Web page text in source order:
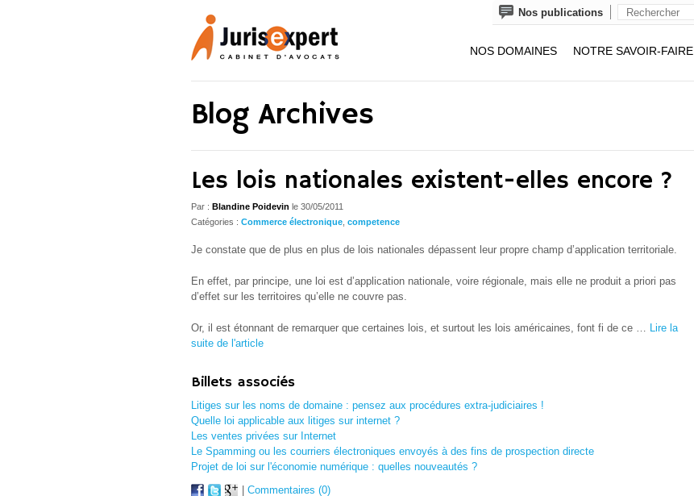
Nos publications
NOS DOMAINES NOTRE SAVOIR-FAIRE
Blog Archives
Les lois nationales existent-elles encore ?
Par : Blandine Poidevin le 30/05/2011
Catégories : Commerce électronique competence
Je constate que de plus en plus de lois nationales dépassent leur propre champ d’application territoriale.
En effet, par principe, une loi est d’application nationale, voire régionale, mais elle ne produit a priori pas
d’effet sur les territoires qu’elle ne couvre pas.
Or, il est étonnant de remarquer que certaines lois, et surtout les lois américaines, font fi de ce … Lire la
suite de l'article
Billets associés
Litiges sur les noms de domaine : pensez aux procédures extra-judiciaires !
Quelle loi applicable aux litiges sur internet ?
Les ventes privées sur Internet
Le Spamming ou les courriers électroniques envoyés à des fins de prospection directe
Projet de loi sur l'économie numérique : quelles nouveautés ?
Commentaires (0)